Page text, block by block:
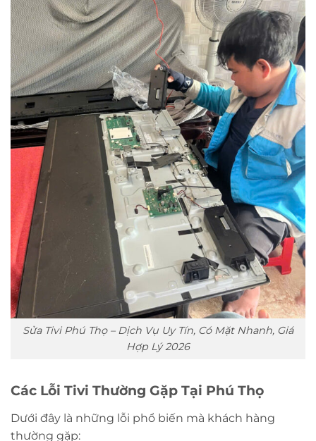
Sửa Tivi Phú Thọ – Dịch Vụ Uy Tín, Có Mặt Nhanh, Giá
Hợp Lý 2026
Các Lỗi Tivi Thường Gặp Tại Phú Thọ
Dưới đây là những lỗi phổ biến mà khách hàng
thường gặp: